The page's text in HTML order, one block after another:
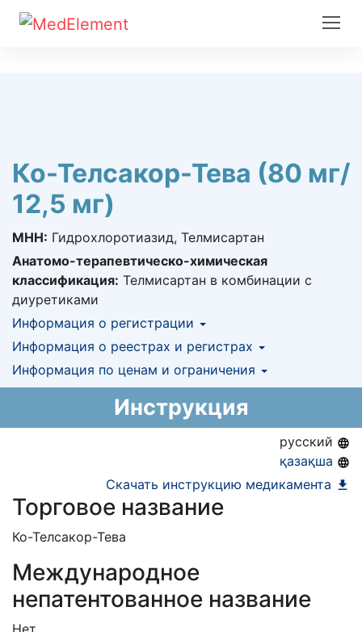
Ко-Телсакор-Тева (80 мг/
12,5 мг)
МНН: Гидрохлоротиазид, Телмисартан
Анатомо-терапевтическо-химическая
классификация: Телмисартан в комбинации с
диуретиками
Информация о регистрации
Номер регистрации в РК:№ РК-ЛС-5№021404
Информация о регистрации в РК:17.07.2020 -
бессрочно
Информация о реестрах и регистрах
КНФ (ЛС включено в Казахстанский
национальный формуляр лекарственных
Информация по ценам и ограничения
Инструкция
русский
қазақша
Скачать инструкцию медикамента
Торговое название
Ко-Телсакор-Тева
Международное
непатентованное название
Нет